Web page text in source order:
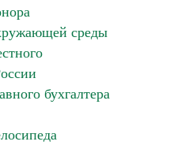
среды
бухгалтера